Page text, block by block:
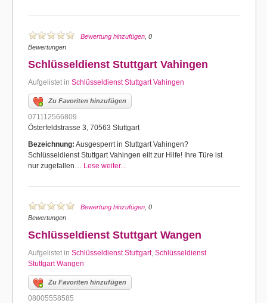
Bewertung hinzufügen , 0
Bewertungen
Schlüsseldienst Stuttgart Vahingen
Aufgelistet in Schlüsseldienst Stuttgart Vahingen
Zu Favoriten hinzufügen
071112566809
Österfeldstrasse 3, 70563 Stuttgart
Bezeichnung: Ausgesperrt in Stuttgart Vahingen?
Schlüsseldienst Stuttgart Vahingen eilt zur Hilfe! Ihre Türe ist
nur zugefallen… Lese weiter...
Bewertung hinzufügen , 0
Bewertungen
Schlüsseldienst Stuttgart Wangen
Aufgelistet in Schlüsseldienst Stuttgart, Schlüsseldienst
Stuttgart Wangen
Zu Favoriten hinzufügen
08005558585